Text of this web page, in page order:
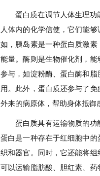
蛋白质在调节人体生理
人体内的化学信使，它们能
如，胰岛素是一种蛋白质激
能量。酶则是生物催化剂，
参与，如淀粉酶、蛋白酶和
用。此外，蛋白质还参与了
外来的病原体，帮助身体抵御
蛋白质具有运输物质的
蛋白是一种存在于红细胞中
织和器官。同时，它还能将
可以运输脂肪酸、胆红素、